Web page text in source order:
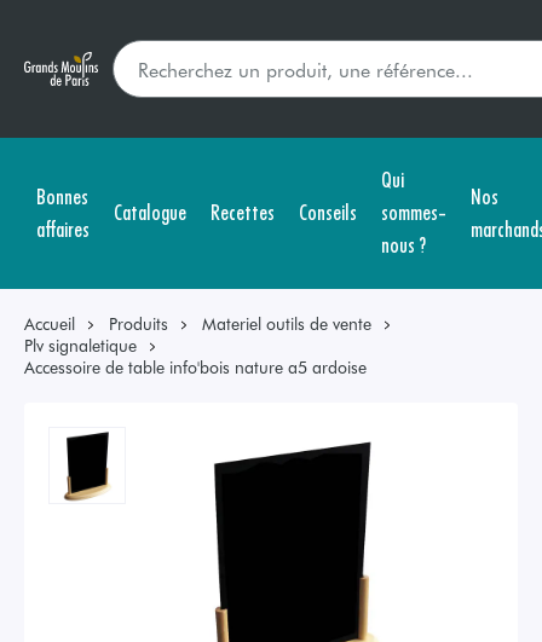
Bonnes
affaires
Catalogue Recettes Conseils
Qui
sommes-
nous ?
Nos
Accueil Produits
Materiel outils de vente
Plv signaletique
Accessoire de table info'bois nature a5 ardoise